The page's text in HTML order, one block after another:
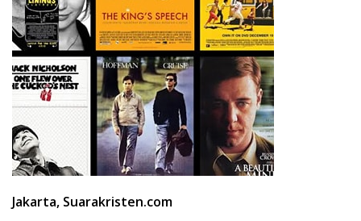
Jakarta, Suarakristen.com